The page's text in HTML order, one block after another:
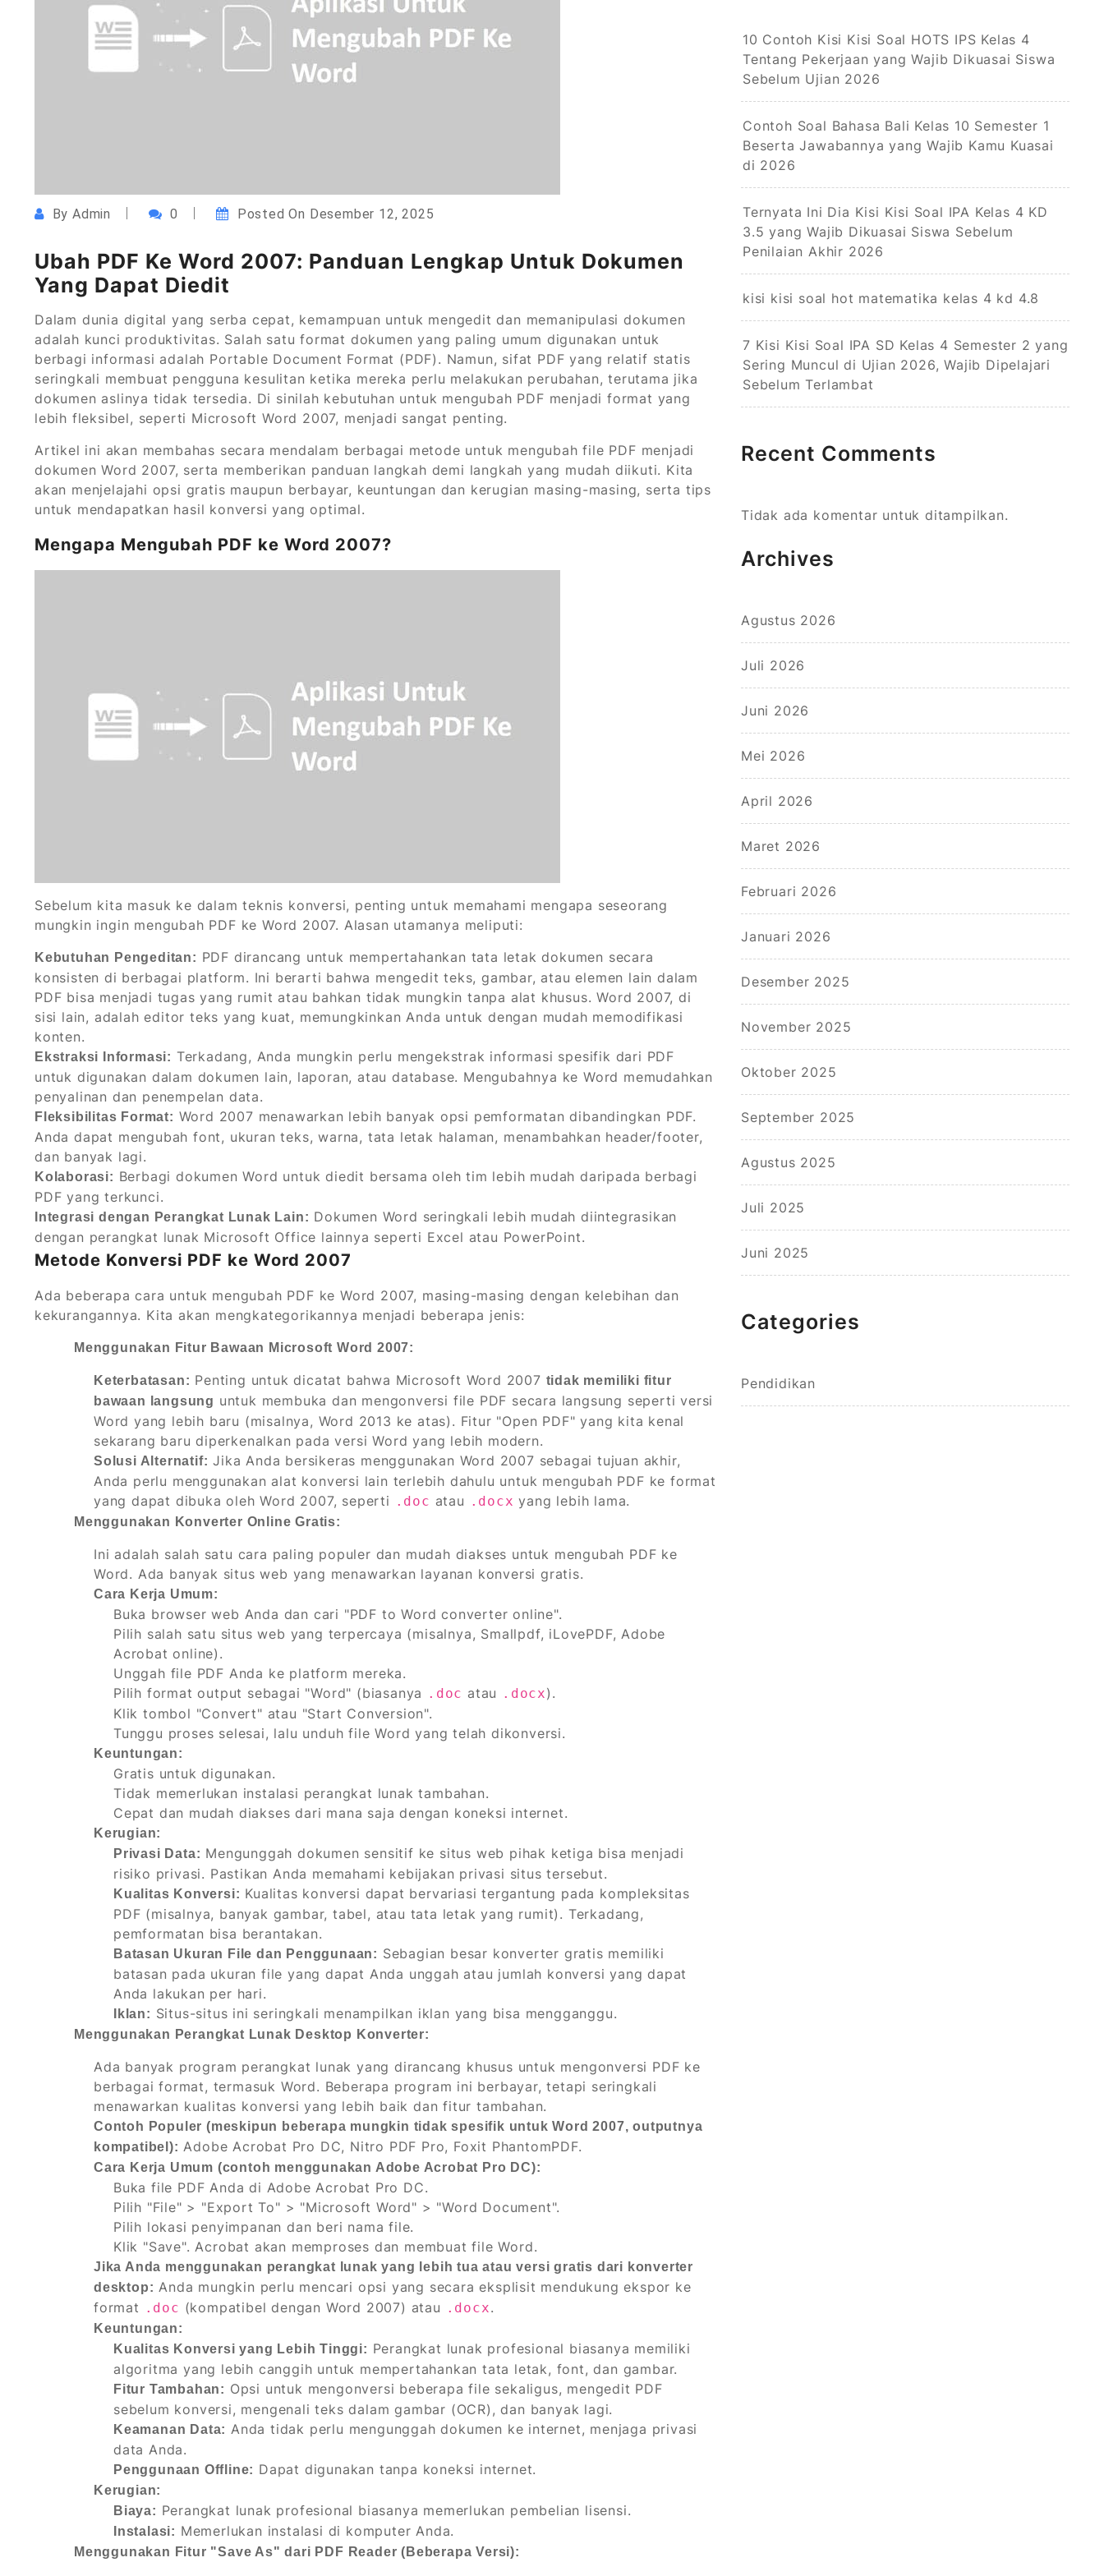
ByAdmin 0 Posted On Desember 12, 2025
Ubah PDF Ke Word 2007: Panduan Lengkap Untuk Dokumen
Yang Dapat Diedit
Dalam dunia digital yang serba cepat, kemampuan untuk mengedit dan memanipulasi dokumen
adalah kunci produktivitas. Salah satu format dokumen yang paling umum digunakan untuk
berbagi informasi adalah Portable Document Format (PDF). Namun, sifat PDF yang relatif statis
seringkali membuat pengguna kesulitan ketika mereka perlu melakukan perubahan, terutama jika
dokumen aslinya tidak tersedia. Di sinilah kebutuhan untuk mengubah PDF menjadi format yang
lebih fleksibel, seperti Microsoft Word 2007, menjadi sangat penting.
Artikel ini akan membahas secara mendalam berbagai metode untuk mengubah file PDF menjadi
dokumen Word 2007, serta memberikan panduan langkah demi langkah yang mudah diikuti. Kita
akan menjelajahi opsi gratis maupun berbayar, keuntungan dan kerugian masing-masing, serta tips
untuk mendapatkan hasil konversi yang optimal.
Mengapa Mengubah PDF ke Word 2007?
Sebelum kita masuk ke dalam teknis konversi, penting untuk memahami mengapa seseorang
mungkin ingin mengubah PDF ke Word 2007. Alasan utamanya meliputi:
Kebutuhan Pengeditan: PDF dirancang untuk mempertahankan tata letak dokumen secara
konsisten di berbagai platform. Ini berarti bahwa mengedit teks, gambar, atau elemen lain dalam
PDF bisa menjadi tugas yang rumit atau bahkan tidak mungkin tanpa alat khusus. Word 2007, di
sisi lain, adalah editor teks yang kuat, memungkinkan Anda untuk dengan mudah memodifikasi
konten.
Ekstraksi Informasi: Terkadang, Anda mungkin perlu mengekstrak informasi spesifik dari PDF
untuk digunakan dalam dokumen lain, laporan, atau database. Mengubahnya ke Word memudahkan
penyalinan dan penempelan data.
Fleksibilitas Format: Word 2007 menawarkan lebih banyak opsi pemformatan dibandingkan PDF.
Anda dapat mengubah font, ukuran teks, warna, tata letak halaman, menambahkan header/footer,
dan banyak lagi.
Kolaborasi: Berbagi dokumen Word untuk diedit bersama oleh tim lebih mudah daripada berbagi
PDF yang terkunci.
Integrasi dengan Perangkat Lunak Lain: Dokumen Word seringkali lebih mudah diintegrasikan
dengan perangkat lunak Microsoft Office lainnya seperti Excel atau PowerPoint.
Metode Konversi PDF ke Word 2007
Ada beberapa cara untuk mengubah PDF ke Word 2007, masing-masing dengan kelebihan dan
kekurangannya. Kita akan mengkategorikannya menjadi beberapa jenis:
Menggunakan Fitur Bawaan Microsoft Word 2007:
Keterbatasan: Penting untuk dicatat bahwa Microsoft Word 2007 tidak memiliki fitur
bawaan langsung untuk membuka dan mengonversi file PDF secara langsung seperti versi
Word yang lebih baru (misalnya, Word 2013 ke atas). Fitur "Open PDF" yang kita kenal
sekarang baru diperkenalkan pada versi Word yang lebih modern.
Solusi Alternatif: Jika Anda bersikeras menggunakan Word 2007 sebagai tujuan akhir,
Anda perlu menggunakan alat konversi lain terlebih dahulu untuk mengubah PDF ke format
yang dapat dibuka oleh Word 2007, seperti .doc atau .docx yang lebih lama.
Menggunakan Konverter Online Gratis:
Ini adalah salah satu cara paling populer dan mudah diakses untuk mengubah PDF ke
Word. Ada banyak situs web yang menawarkan layanan konversi gratis.
Cara Kerja Umum:
Buka browser web Anda dan cari "PDF to Word converter online".
Pilih salah satu situs web yang terpercaya (misalnya, Smallpdf, iLovePDF, Adobe
Acrobat online).
Unggah file PDF Anda ke platform mereka.
Pilih format output sebagai "Word" (biasanya .doc atau .docx).
Klik tombol "Convert" atau "Start Conversion".
Tunggu proses selesai, lalu unduh file Word yang telah dikonversi.
Keuntungan:
Gratis untuk digunakan.
Tidak memerlukan instalasi perangkat lunak tambahan.
Cepat dan mudah diakses dari mana saja dengan koneksi internet.
Kerugian:
Privasi Data: Mengunggah dokumen sensitif ke situs web pihak ketiga bisa menjadi
risiko privasi. Pastikan Anda memahami kebijakan privasi situs tersebut.
Kualitas Konversi: Kualitas konversi dapat bervariasi tergantung pada kompleksitas
PDF (misalnya, banyak gambar, tabel, atau tata letak yang rumit). Terkadang,
pemformatan bisa berantakan.
Batasan Ukuran File dan Penggunaan: Sebagian besar konverter gratis memiliki
batasan pada ukuran file yang dapat Anda unggah atau jumlah konversi yang dapat
Anda lakukan per hari.
Iklan: Situs-situs ini seringkali menampilkan iklan yang bisa mengganggu.
Menggunakan Perangkat Lunak Desktop Konverter:
Ada banyak program perangkat lunak yang dirancang khusus untuk mengonversi PDF ke
berbagai format, termasuk Word. Beberapa program ini berbayar, tetapi seringkali
menawarkan kualitas konversi yang lebih baik dan fitur tambahan.
Contoh Populer (meskipun beberapa mungkin tidak spesifik untuk Word 2007, outputnya
kompatibel): Adobe Acrobat Pro DC, Nitro PDF Pro, Foxit PhantomPDF.
Cara Kerja Umum (contoh menggunakan Adobe Acrobat Pro DC):
Buka file PDF Anda di Adobe Acrobat Pro DC.
Pilih "File" > "Export To" > "Microsoft Word" > "Word Document".
Pilih lokasi penyimpanan dan beri nama file.
Klik "Save". Acrobat akan memproses dan membuat file Word.
Jika Anda menggunakan perangkat lunak yang lebih tua atau versi gratis dari konverter
desktop: Anda mungkin perlu mencari opsi yang secara eksplisit mendukung ekspor ke
format .doc (kompatibel dengan Word 2007) atau .docx.
Keuntungan:
Kualitas Konversi yang Lebih Tinggi: Perangkat lunak profesional biasanya memiliki
algoritma yang lebih canggih untuk mempertahankan tata letak, font, dan gambar.
Fitur Tambahan: Opsi untuk mengonversi beberapa file sekaligus, mengedit PDF
sebelum konversi, mengenali teks dalam gambar (OCR), dan banyak lagi.
Keamanan Data: Anda tidak perlu mengunggah dokumen ke internet, menjaga privasi
data Anda.
Penggunaan Offline: Dapat digunakan tanpa koneksi internet.
Kerugian:
Biaya: Perangkat lunak profesional biasanya memerlukan pembelian lisensi.
Instalasi: Memerlukan instalasi di komputer Anda.
Menggunakan Fitur "Save As" dari PDF Reader (Beberapa Versi):
10 Contoh Kisi Kisi Soal HOTS IPS Kelas 4
Tentang Pekerjaan yang Wajib Dikuasai Siswa
Sebelum Ujian 2026
Contoh Soal Bahasa Bali Kelas 10 Semester 1
Beserta Jawabannya yang Wajib Kamu Kuasai
di 2026
Ternyata Ini Dia Kisi Kisi Soal IPA Kelas 4 KD
3.5 yang Wajib Dikuasai Siswa Sebelum
Penilaian Akhir 2026
kisi kisi soal hot matematika kelas 4 kd 4.8
7 Kisi Kisi Soal IPA SD Kelas 4 Semester 2 yang
Sering Muncul di Ujian 2026, Wajib Dipelajari
Sebelum Terlambat
Recent Comments
Tidak ada komentar untuk ditampilkan.
Archives
Agustus 2026
Juli 2026
Juni 2026
Mei 2026
April 2026
Maret 2026
Februari 2026
Januari 2026
Desember 2025
November 2025
Oktober 2025
September 2025
Agustus 2025
Juli 2025
Juni 2025
Categories
Pendidikan